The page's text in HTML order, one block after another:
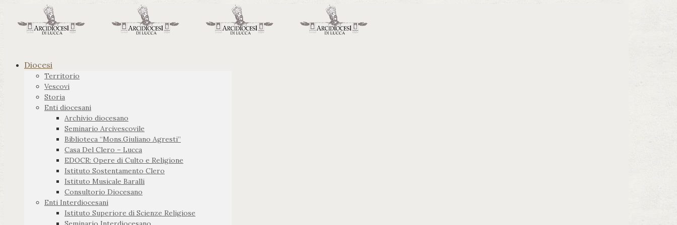
Diocesi
Territorio
Vescovi
Storia
Enti diocesani
Archivio diocesano
Seminario Arcivescovile
Biblioteca “Mons.Giuliano Agresti”
Casa Del Clero – Lucca
EDOCR: Opere di Culto e Religione
Istituto Sostentamento Clero
Istituto Musicale Baralli
Consultorio Diocesano
Enti Interdiocesani
Istituto Superiore di Scienze Religiose